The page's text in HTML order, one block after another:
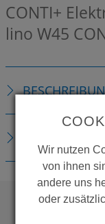
CONTI+
lino W45
Wir nutzen
von ihnen
andere uns
oder